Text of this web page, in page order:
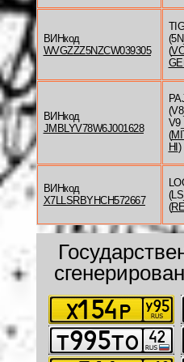
ВИНкод
WVGZZZ5NZCW039305
(
ВИНкод
JMBLYV78W6J001628
(
HI )
ВИНкод
X7LLSRBYHCH572667
(